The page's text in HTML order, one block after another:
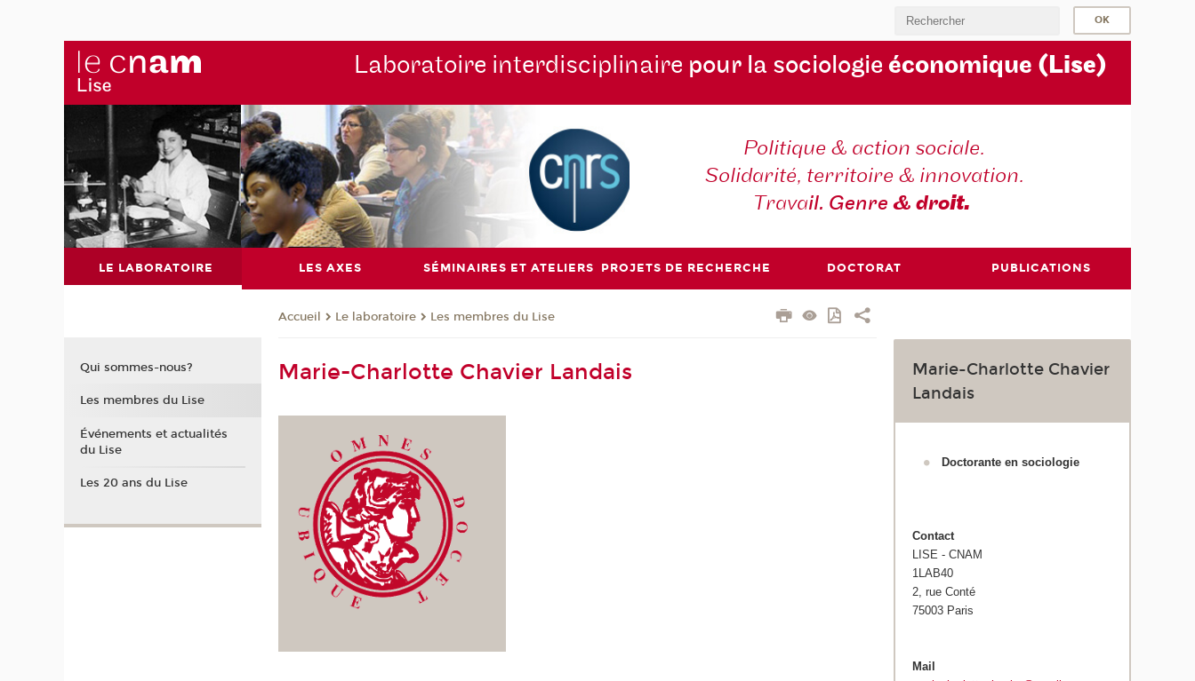
Laboratoire interdisciplinaire pour la sociologie économique (Lise)
Politique & action sociale.
Solidarité, territoire & innovation.
Travail. Genre & droit.
LE LABORATOIRE LES AXES SÉMINAIRES ET ATELIERS PROJETS DE RECHERCHE DOCTORAT PUBLICATIONS
Accueil Le laboratoire Les membres du Lise
Marie-Charlotte Chavier Landais
Marie-Charlotte Chavier
Landais
Doctorante en sociologie
Contact
LISE - CNAM
1LAB40
2, rue Conté
75003 Paris
Mail
Qui sommes-nous?
Les membres du Lise
Événements et actualités
du Lise
Les 20 ans du Lise